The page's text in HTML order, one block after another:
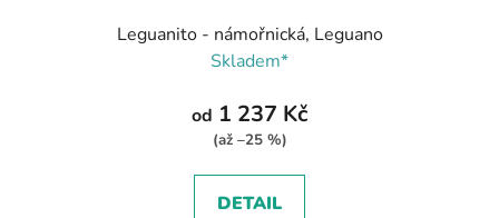
Leguanito - námořnická, Leguano
Skladem*
od 1 237 Kč
(až –25 %)
DETAIL